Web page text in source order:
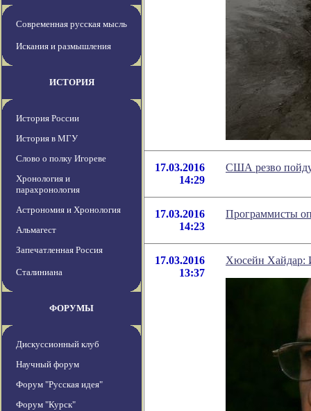
Современная русская мысль
Искания и размышления
ИСТОРИЯ
История России
История в МГУ
Слово о полку Игореве
Хронология и
парахронология
Астрономия и Хронология
Альмагест
Запечатленная Россия
Сталиниана
ФОРУМЫ
Дискуссионный клуб
Научный форум
Форум "Русская идея"
Форум "Курск"
17.03.2016
14:29
США резво
17.03.2016
14:23
Программисты
17.03.2016
13:37
Хюсейн Хайдар: